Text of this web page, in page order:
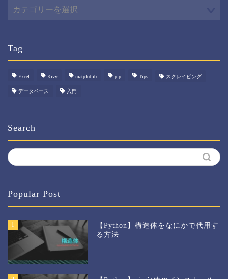
Tag
Excel Kivy matplotlib pip Tips スクレイピング
データベース 入門
Search
Popular Post
1
【Python】構造体をなにかで代用す
る方法